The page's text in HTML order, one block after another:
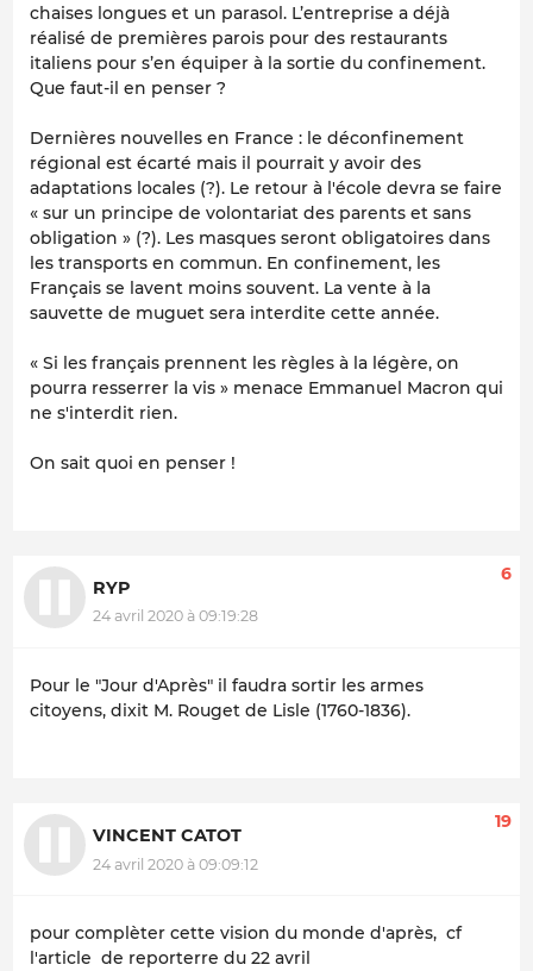
chaises longues et un parasol. L’entreprise a déjà
réalisé de premières parois pour des restaurants
italiens pour s’en équiper à la sortie du confinement.
Que faut-il en penser ?
Dernières nouvelles en France : le déconfinement
régional est écarté mais il pourrait y avoir des
adaptations locales (?). Le retour à l'école devra se faire
« sur un principe de volontariat des parents et sans
obligation » (?). Les masques seront obligatoires dans
les transports en commun. En confinement, les
Français se lavent moins souvent. La vente à la
sauvette de muguet sera interdite cette année.
« Si les français prennent les règles à la légère, on
pourra resserrer la vis » menace Emmanuel Macron qui
ne s'interdit rien.
On sait quoi en penser !
RYP
24 avril 2020 à 09:19:28
6
Pour le "Jour d'Après" il faudra sortir les armes
citoyens, dixit M. Rouget de Lisle (1760-1836).
VINCENT CATOT
24 avril 2020 à 09:09:12
19
pour complèter cette vision du monde d'après, cf
l'article de reporterre du 22 avril